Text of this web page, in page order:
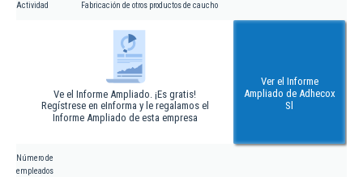
Actividad Fabricación de otros productos de caucho
Ve el Informe Ampliado. ¡Es gratis!
Regístrese en eInforma y le regalamos el
Informe Ampliado de esta empresa
Ver el Informe
Ampliado de Adhecox
Sl
Número de
empleados